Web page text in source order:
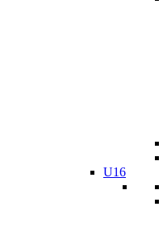
U16